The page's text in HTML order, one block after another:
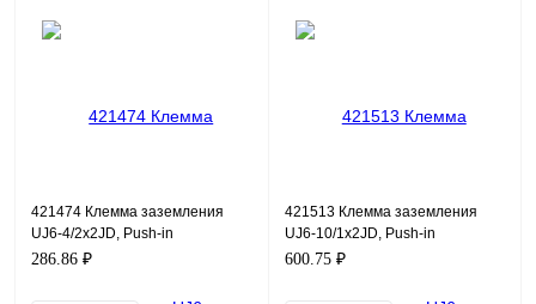
421474 Клемма заземления
UJ6-4/2x2JD, Push-in
286.86 ₽
421513 Клемма заземления
UJ6-10/1x2JD, Push-in
600.75 ₽